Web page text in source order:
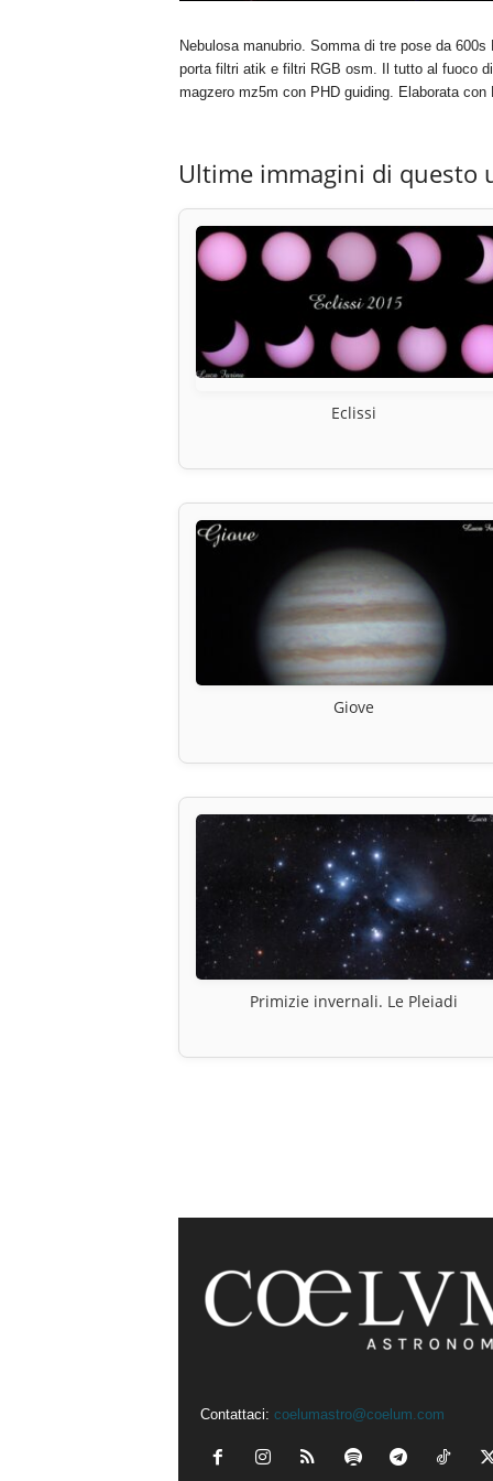
Nebulosa manubrio. Somma di tre pose da
porta filtri atik e filtri RGB osm. Il tutto al fuoco
magzero mz5m con PHD guiding. Elaborata
Ultime immagini di questo
Eclissi
Giove
Primizie invernali. Le Pleiadi
Contattaci: coelumastro@coelum.com